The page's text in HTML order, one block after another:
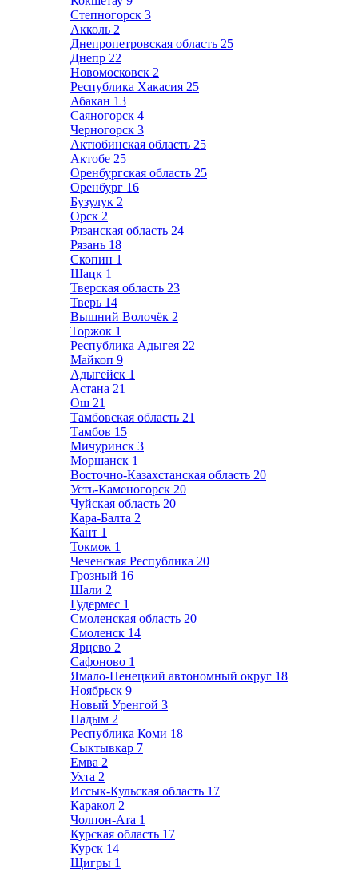
Степногорск 3
Акколь 2
Днепропетровская область 25
Днепр 22
Новомосковск 2
Республика Хакасия 25
Абакан 13
Саяногорск 4
Черногорск 3
Актюбинская область 25
Актобе 25
Оренбургская область 25
Оренбург 16
Бузулук 2
Орск 2
Рязанская область 24
Рязань 18
Скопин 1
Шацк 1
Тверская область 23
Тверь 14
Вышний Волочёк 2
Торжок 1
Республика Адыгея 22
Майкоп 9
Адыгейск 1
Астана 21
Ош 21
Тамбовская область 21
Тамбов 15
Мичуринск 3
Моршанск 1
Восточно-Казахстанская область 20
Усть-Каменогорск 20
Чуйская область 20
Кара-Балта 2
Кант 1
Токмок 1
Чеченская Республика 20
Грозный 16
Шали 2
Гудермес 1
Смоленская область 20
Смоленск 14
Ярцево 2
Сафоново 1
Ямало-Ненецкий автономный округ 18
Ноябрьск 9
Новый Уренгой 3
Надым 2
Республика Коми 18
Сыктывкар 7
Емва 2
Ухта 2
Иссык-Кульская область 17
Каракол 2
Чолпон-Ата 1
Курская область 17
Курск 14
Щигры 1